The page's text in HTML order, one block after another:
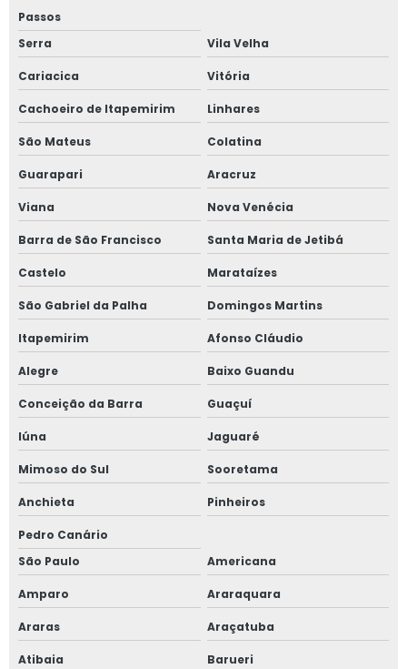
Passos
Serra
Vila Velha
Cariacica Vitória
Cachoeiro de Itapemirim Linhares
São Mateus Colatina
Guarapari Aracruz
Viana Nova Venécia
Barra de São Francisco Santa Maria de Jetibá
Castelo Marataízes
São Gabriel da Palha Domingos Martins
Itapemirim Afonso Cláudio
Alegre Baixo Guandu
Conceição da Barra Guaçuí
Iúna Jaguaré
Mimoso do Sul Sooretama
Anchieta Pinheiros
Pedro Canário
São Paulo
Americana
Amparo Araraquara
Araras Araçatuba
Atibaia Barueri